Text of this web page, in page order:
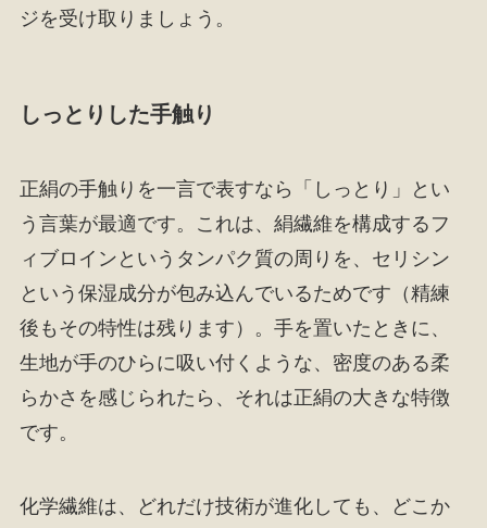
ジを受け取りましょう。
しっとりした手触り
正絹の手触りを一言で表すなら「しっとり」とい
う言葉が最適です。これは、絹繊維を構成するフ
ィブロインというタンパク質の周りを、セリシン
という保湿成分が包み込んでいるためです（精練
後もその特性は残ります）。手を置いたときに、
生地が手のひらに吸い付くような、密度のある柔
らかさを感じられたら、それは正絹の大きな特徴
です。
化学繊維は、どれだけ技術が進化しても、どこか